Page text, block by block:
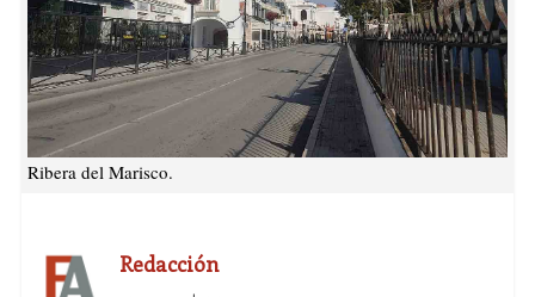
Ribera del Marisco.
Redacción